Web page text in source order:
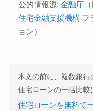
公的情報源: 金融庁（
住宅金融支援機構 フ
ョン）
本文の前に、複数銀行
住宅ローンの一括比較
住宅ローンを無料で